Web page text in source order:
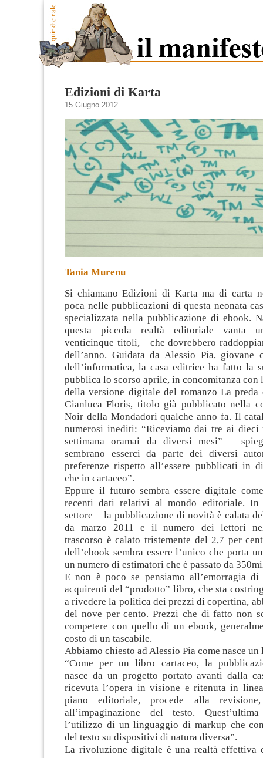
Edizioni di Karta
15 Giugno 2012
Tania Murenu
Si chiamano Edizioni di Karta ma di carta
poca nelle pubblicazioni di questa neonata
specializzata nella pubblicazione di ebook.
questa piccola realtà editoriale vanta
venticinque titoli, che dovrebbero
dell’anno. Guidata da Alessio Pia, giovane
dell’informatica, la casa editrice ha fatto la
pubblica lo scorso aprile, in concomitanza con
della versione digitale del romanzo La preda
Gianluca Floris, titolo già pubblicato nella
Noir della Mondadori qualche anno fa. Il
numerosi inediti: “Riceviamo dai tre ai dieci
settimana oramai da diversi mesi” –
sembrano esserci da parte dei diversi
preferenze rispetto all’essere pubblicati in
che in cartaceo”.
Eppure il futuro sembra essere digitale
recenti dati relativi al mondo editoriale.
settore – la pubblicazione di novità è calata
da marzo 2011 e il numero dei lettori
trascorso è calato tristemente del 2,7 per
dell’ebook sembra essere l’unico che porta
un numero di estimatori che è passato da
E non è poco se pensiamo all’emorragia
acquirenti del “prodotto” libro, che sta
a rivedere la politica dei prezzi di copertina,
del nove per cento. Prezzi che di fatto non
competere con quello di un ebook,
costo di un tascabile.
Abbiamo chiesto ad Alessio Pia come nasce
“Come per un libro cartaceo, la
nasce da un progetto portato avanti dalla
ricevuta l’opera in visione e ritenuta in
piano editoriale, procede alla
all’impaginazione del testo.
l’utilizzo di un linguaggio di markup che
del testo su dispositivi di natura diversa”.
La rivoluzione digitale è una realtà effettiva